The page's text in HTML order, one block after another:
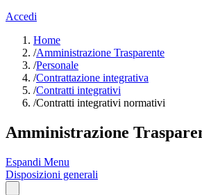
Accedi
Home
/Amministrazione Trasparente
/Personale
/Contrattazione integrativa
/Contratti integrativi
/Contratti integrativi normativi
Amministrazione
Espandi Menu
Disposizioni generali